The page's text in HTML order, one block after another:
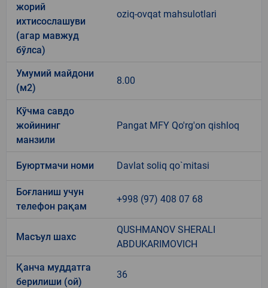
жорий
ихтисослашуви
(агар мавжуд
бўлса)
oziq-ovqat mahsulotlari
Умумий майдони
(м2)
8.00
Кўчма савдо
жойининг
манзили
Pangat MFY Qo'rg'on qishloq
Буюртмачи номи Davlat soliq qo`mitasi
Боғланиш учун
телефон рақам
+998 (97) 408 07 68
Масъул шахс
QUSHMANOV SHERALI
ABDUKARIMOVICH
Қанча муддатга
берилиши (ой)
36